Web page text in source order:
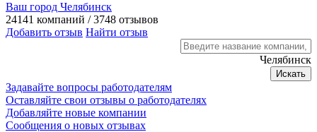
Ваш город Челябинск
24141 компаний / 3748 отзывов
Добавить отзыв Найти отзыв
Челябинск
Искать
Задавайте вопросы работодателям
Оставляйте свои отзывы о работодателях
Добавляйте новые компании
Сообщения о новых отзывах